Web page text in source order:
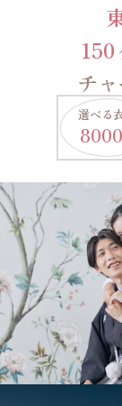
150
チ
選べる
8000